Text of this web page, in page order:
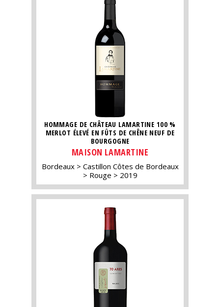
HOMMAGE DE CHÂTEAU LAMARTINE 100 %
MERLOT ÉLEVÉ EN FÛTS DE CHÊNE NEUF DE
BOURGOGNE
MAISON LAMARTINE
Bordeaux
Castillon Côtes de Bordeaux
Rouge
2019